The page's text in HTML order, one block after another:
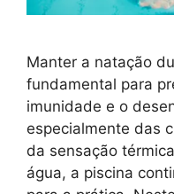
Manter a natação
fundamental para
imunidade e o
especialmente das
da sensação
água, a piscina